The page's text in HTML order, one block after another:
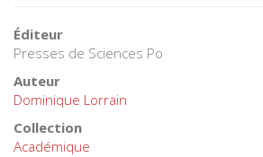
Éditeur
Presses de Sciences Po
Auteur
Dominique Lorrain
Collection
Académique